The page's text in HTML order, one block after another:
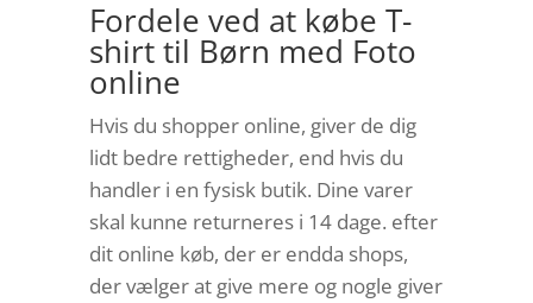
Fordele ved at købe T-
shirt til Børn med Foto
online
Hvis du shopper online, giver de dig
lidt bedre rettigheder, end hvis du
handler i en fysisk butik. Dine varer
skal kunne returneres i 14 dage. efter
dit online køb, der er endda shops,
der vælger at give mere og nogle giver